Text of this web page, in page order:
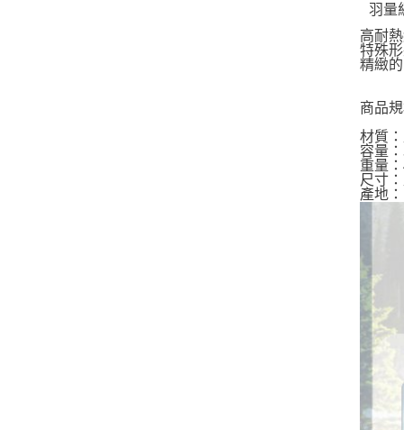
羽量
高耐
特殊
精緻
商品
材質
容量
重量
尺寸
產地